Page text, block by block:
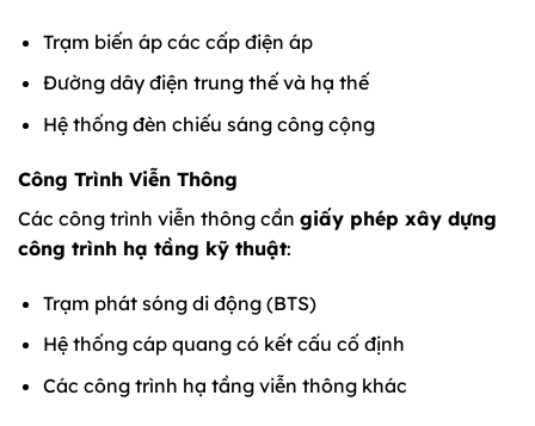
Trạm biến áp các cấp điện áp
Đường dây điện trung thế và hạ thế
Hệ thống đèn chiếu sáng công cộng
Công Trình Viễn Thông
Các công trình viễn thông cần giấy phép xây dựng
công trình hạ tầng kỹ thuật:
Trạm phát sóng di động (BTS)
Hệ thống cáp quang có kết cấu cố định
Các công trình hạ tầng viễn thông khác